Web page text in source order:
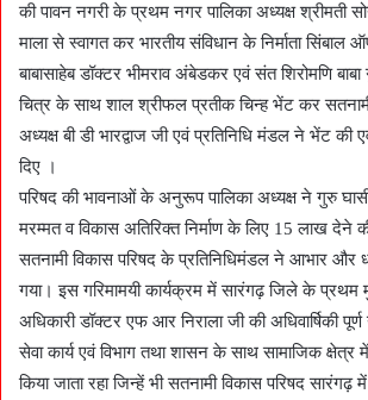
की पावन नगरी के प्रथम नगर पालिका अध्यक्ष श्रीमती
माला से स्वागत कर भारतीय संविधान के निर्माता
बाबासाहेब डॉक्टर भीमराव अंबेडकर एवं संत शिरोमणि
चित्र के साथ शाल श्रीफल प्रतीक चिन्ह भेंट कर
अध्यक्ष बी डी भारद्वाज जी एवं प्रतिनिधि मंडल ने भेंट की
दिए ।
परिषद की भावनाओं के अनुरूप पालिका अध्यक्ष ने गुरु
मरम्मत व विकास अतिरिक्त निर्माण के लिए 15 लाख देने
सतनामी विकास परिषद के प्रतिनिधिमंडल ने आभार और
गया। इस गरिमामयी कार्यक्रम में सारंगढ़ जिले के प्रथम
अधिकारी डॉक्टर एफ आर निराला जी की अधिवार्षिकी
सेवा कार्य एवं विभाग तथा शासन के साथ सामाजिक क्षेत्र
किया जाता रहा जिन्हें भी सतनामी विकास परिषद सारंगढ़